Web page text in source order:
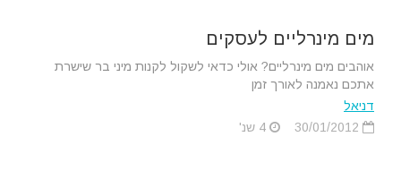
מים מינרליים לעסקים
אוהבים מים מינרליים? אולי כדאי לשקול לקנות מיני בר שישרת
אתכם נאמנה לאורך זמן
דניאל